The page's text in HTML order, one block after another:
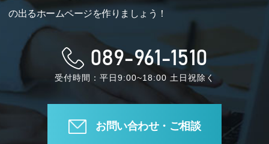
の出るホームページを作りましょう！
089-961-1510
受付時間：平日9:00~18:00 土日祝除く
お問い合わせ・ご相談